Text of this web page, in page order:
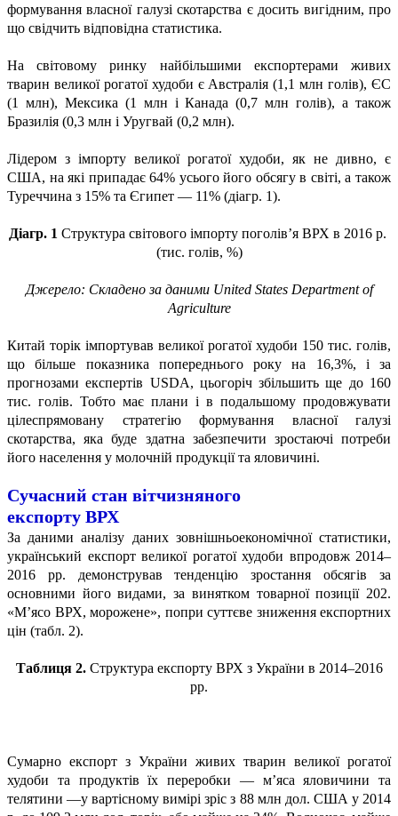
формування власної галузі скотарства є досить вигідним, про
що свідчить відповідна статистика.
На світовому ринку найбільшими експортерами живих
тварин великої рогатої худоби є Австралія (1,1 млн голів), ЄС
(1 млн), Мексика (1 млн і Канада (0,7 млн голів), а також
Бразилія (0,3 млн і Уругвай (0,2 млн).
Лідером з імпорту великої рогатої худоби, як не дивно, є
США, на які припадає 64% усього його обсягу в світі, а також
Туреччина з 15% та Єгипет — 11% (діагр. 1).
Діагр. 1 Структура світового імпорту поголів’я ВРХ в 2016 р.
(тис. голів, %)
Джерело: Складено за даними United States Department of
Agriculture
Китай торік імпортував великої рогатої худоби 150 тис. голів,
що більше показника попереднього року на 16,3%, і за
прогнозами експертів USDA, цьогоріч збільшить ще до 160
тис. голів. Тобто має плани і в подальшому продовжувати
цілеспрямовану стратегію формування власної галузі
скотарства, яка буде здатна забезпечити зростаючі потреби
його населення у молочній продукції та яловичині.
Сучасний стан вітчизняного
експорту ВРХ
За даними аналізу даних зовнішньоекономічної статистики,
український експорт великої рогатої худоби впродовж 2014–
2016 рр. демонстрував тенденцію зростання обсягів за
основними його видами, за винятком товарної позиції 202.
«М’ясо ВРХ, морожене», попри суттєве зниження експортних
цін (табл. 2).
Таблиця 2.Структура експорту ВРХ з України в 2014–2016
рр.
Сумарно експорт з України живих тварин великої рогатої
худоби та продуктів їх переробки — м’яса яловичини та
телятини —у вартісному вимірі зріс з 88 млн дол. США у 2014